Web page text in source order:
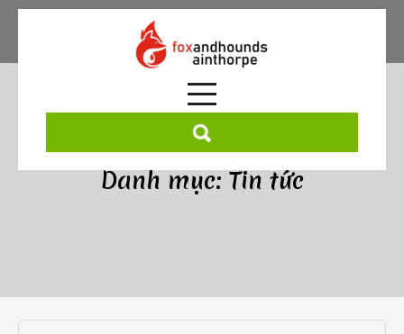
Skip
Danh mục:Tin tức